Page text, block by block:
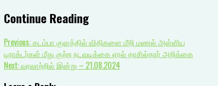
Continue Reading
Previous:கடம்பா குளத்தில் விதிகளை மீறி மணல் அள்ளிய
டிராக்டர்கள் மீது குற்ற நடவடிக்கை ஏரல் தாசில்தார் அறிக்கை
Next:வரலாற்றில் இன்று – 21.08.2024